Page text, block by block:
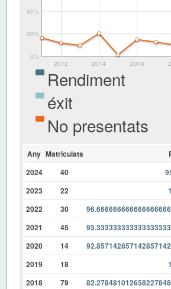
2012 2014 2016
0%
20%
40%
Rendiment
éxit
No presentats
Any Matriculats
2024
40
2023
22
2022
30
2021
45
2020
14
2019
18
2018
79